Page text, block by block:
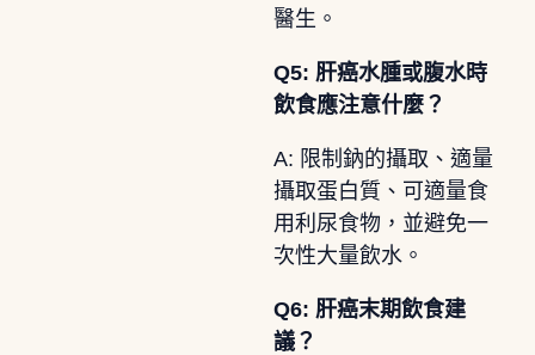
醫生。
Q5: 肝癌水腫或腹水時
飲食應注意什麼？
A: 限制鈉的攝取、適量
攝取蛋白質、可適量食
用利尿食物，並避免一
次性大量飲水。
Q6: 肝癌末期飲食建
議？